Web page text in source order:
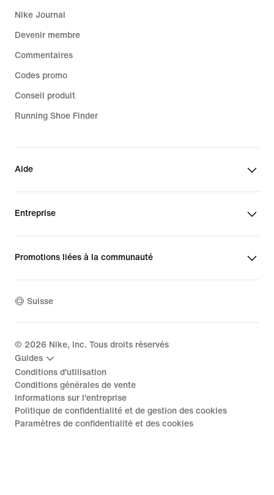
Nike Journal
Devenir membre
Commentaires
Codes promo
Conseil produit
Running Shoe Finder
Aide
Entreprise
Promotions liées à la communauté
Suisse
© 2026 Nike, Inc. Tous droits réservés
Guides
Conditions d'utilisation
Conditions générales de vente
Informations sur l'entreprise
Politique de confidentialité et de gestion des cookies
Paramètres de confidentialité et des cookies